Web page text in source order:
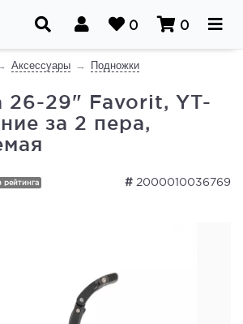
0 0
Аксессуары Подножки
26-29" Favorit, YT-
за 2 пера,
# 2000010036769
рейтинга